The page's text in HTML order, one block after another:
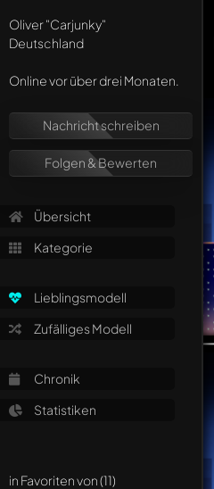
Oliver"Carjunky"
Deutschland
Online vor über drei Monaten.
Nachricht schreiben
Folgen & Bewerten
Übersicht
Kategorie
Lieblingsmodell
Zufälliges Modell
Chronik
Statistiken
in Favoriten von (11)